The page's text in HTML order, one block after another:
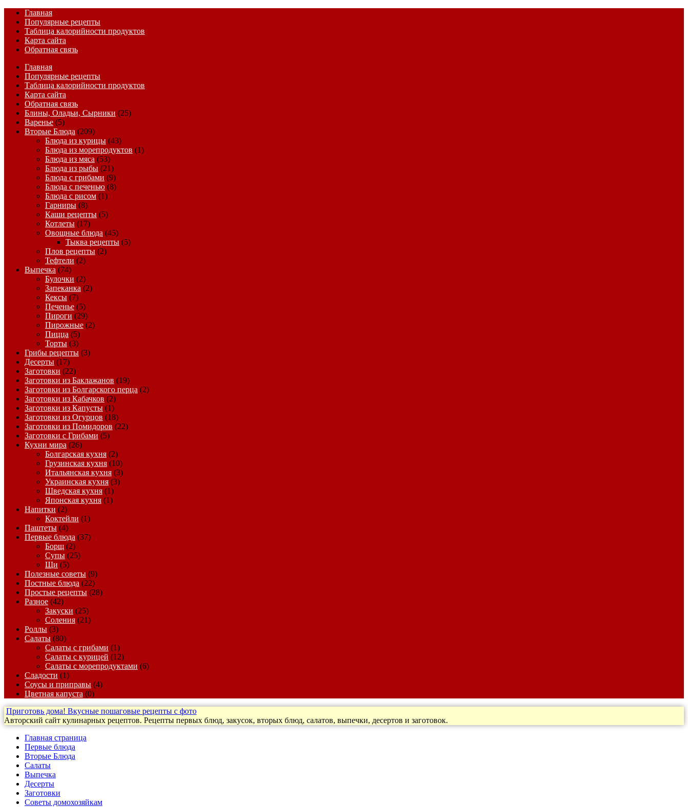
Главная
Популярные рецепты
Таблица калорийности продуктов
Карта сайта
Обратная связь
Главная
Популярные рецепты
Таблица калорийности продуктов
Карта сайта
Обратная связь
Блины, Оладьи, Сырники (25)
Варенье (5)
Вторые Блюда (209)
Блюда из курицы (43)
Блюда из морепродуктов (1)
Блюда из мяса (53)
Блюда из рыбы (21)
Блюда с грибами (9)
Блюда с печенью (8)
Блюда с рисом (1)
Гарниры (8)
Каши рецепты (5)
Котлеты (17)
Овощные блюда (45)
Тыква рецепты (5)
Плов рецепты (2)
Тефтели (2)
Выпечка (74)
Булочки (2)
Запеканка (2)
Кексы (7)
Печенье (5)
Пироги (29)
Пирожные (2)
Пицца (5)
Торты (3)
Грибы рецепты (3)
Десерты (17)
Заготовки (22)
Заготовки из Баклажанов (19)
Заготовки из Болгарского перца (2)
Заготовки из Кабачков (2)
Заготовки из Капусты (1)
Заготовки из Огурцов (18)
Заготовки из Помидоров (22)
Заготовки с Грибами (5)
Кухни мира (26)
Болгарская кухня (2)
Грузинская кухня (10)
Итальянская кухня (3)
Украинская кухня (3)
Шведская кухня (1)
Японская кухня (1)
Напитки (2)
Коктейли (1)
Паштеты (4)
Первые блюда (37)
Борщ (2)
Супы (25)
Щи (5)
Полезные советы (9)
Постные блюда (22)
Простые рецепты (28)
Разное (42)
Закуски (25)
Соления (21)
Роллы (3)
Салаты (80)
Салаты с грибами (1)
Салаты с курицей (12)
Салаты с морепродуктами (6)
Сладости (1)
Соусы и приправы (4)
Цветная капуста (0)
Приготовь дома! Вкусные пошаговые рецепты с фото
Авторский сайт кулинарных рецептов. Рецепты первых блюд, закусок, вторых блюд, салатов, выпечки, десертов и заготовок.
Главная страница
Первые блюда
Вторые Блюда
Салаты
Выпечка
Десерты
Заготовки
Cоветы домохозяйкам